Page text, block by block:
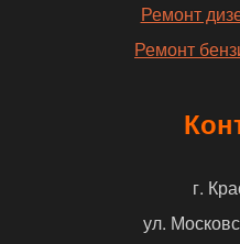
Ремонт
Ремонт
г.
ул.